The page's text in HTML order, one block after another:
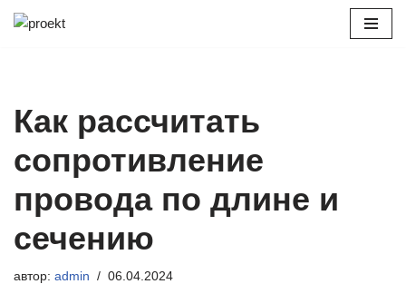
Как рассчитать
сопротивление
провода по длине и
сечению
автор: admin 06.04.2024